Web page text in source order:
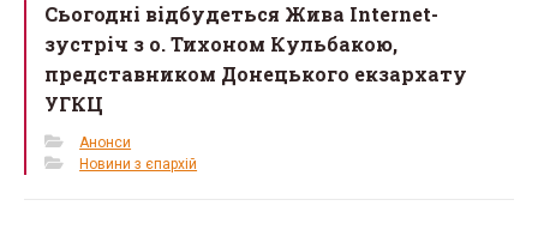
o
k
Сьогодні відбудеться Жива Internet-
зустріч з о. Тихоном Кульбакою,
представником Донецького екзархату
УГКЦ
Анонси
Новини з єпархій